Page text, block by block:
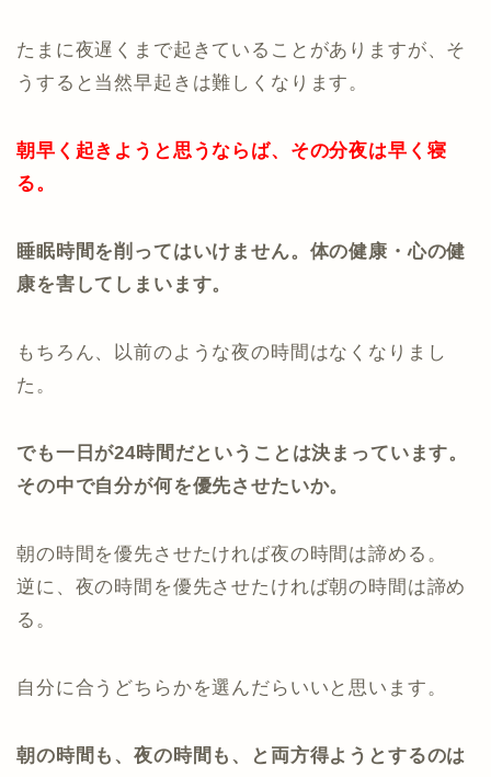
たまに夜遅くまで起きていることがありますが、そ
うすると当然早起きは難しくなります。
朝早く起きようと思うならば、その分夜は早く寝
る。
睡眠時間を削ってはいけません。体の健康・心の健
康を害してしまいます。
もちろん、以前のような夜の時間はなくなりまし
た。
でも一日が24時間だということは決まっています。
その中で自分が何を優先させたいか。
朝の時間を優先させたければ夜の時間は諦める。
逆に、夜の時間を優先させたければ朝の時間は諦め
る。
自分に合うどちらかを選んだらいいと思います。
朝の時間も、夜の時間も、と両方得ようとするのは